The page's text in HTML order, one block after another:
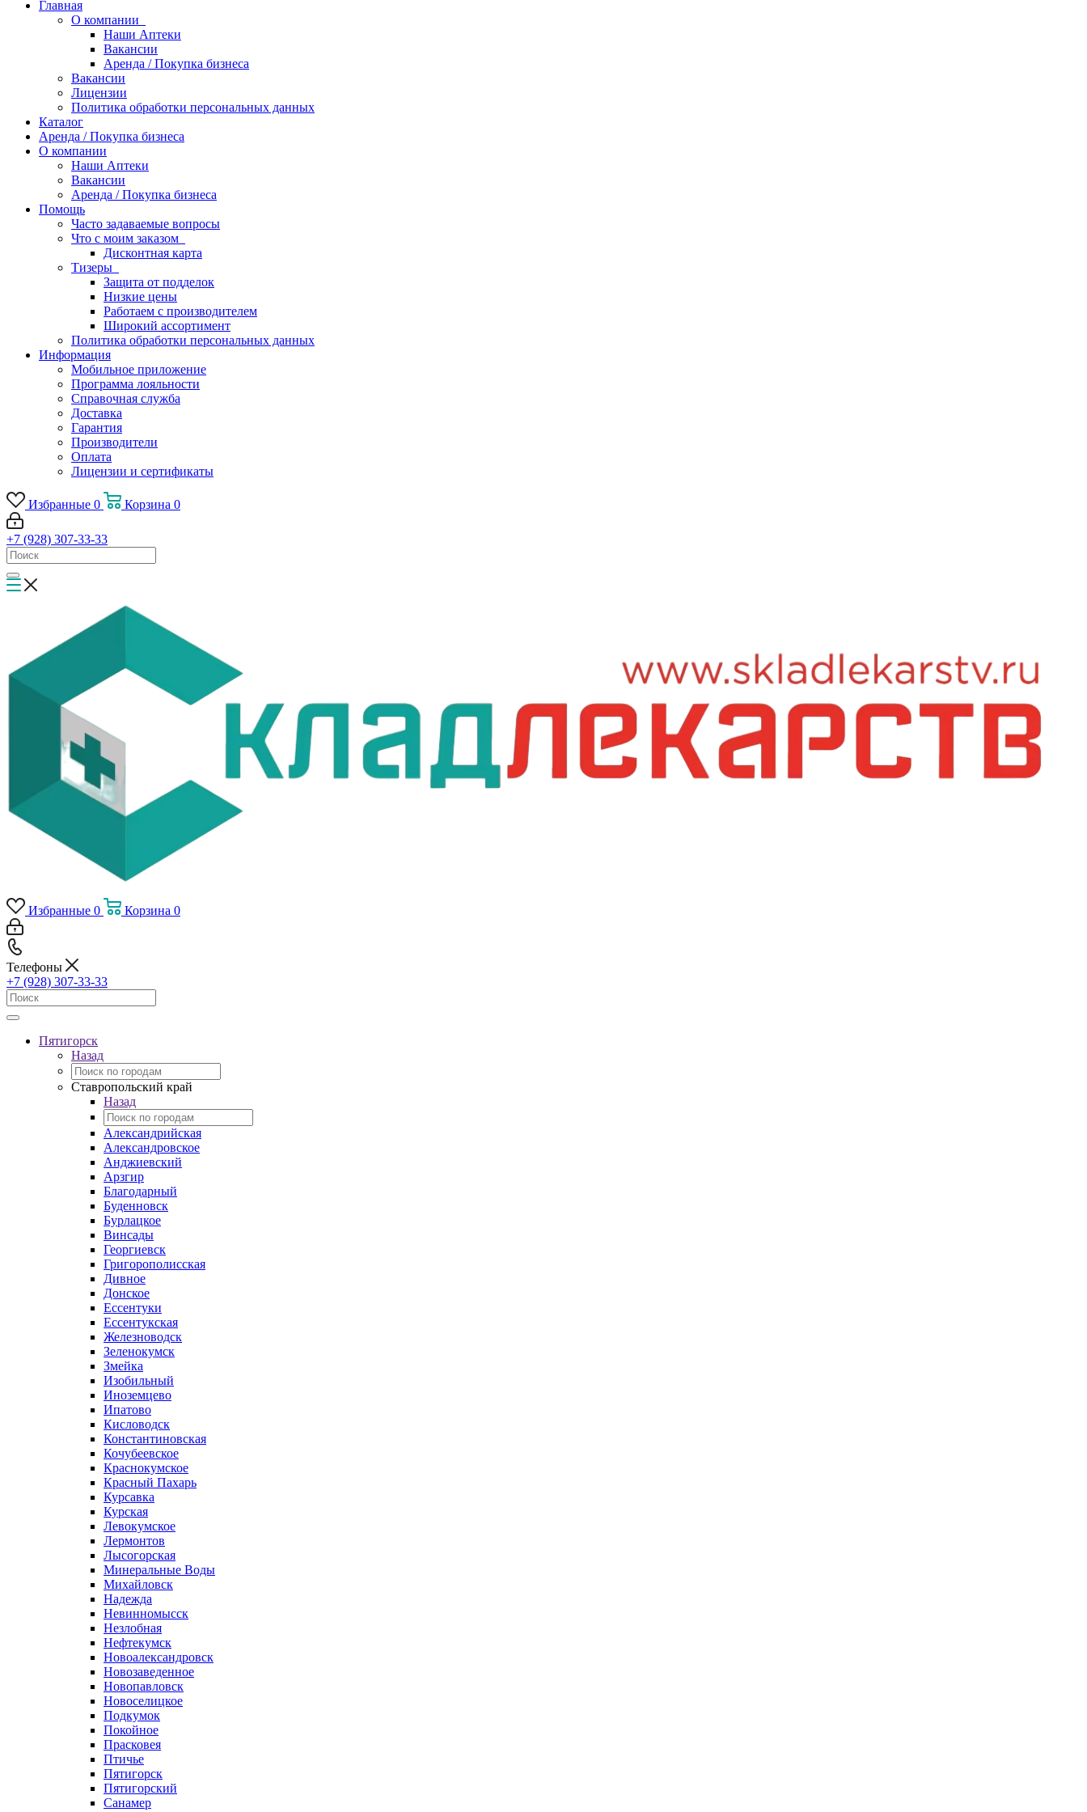
Главная
О компании
Наши Аптеки
Вакансии
Аренда / Покупка бизнеса
Вакансии
Лицензии
Политика обработки персональных данных
Каталог
Аренда / Покупка бизнеса
О компании
Наши Аптеки
Вакансии
Аренда / Покупка бизнеса
Помощь
Часто задаваемые вопросы
Что с моим заказом
Дисконтная карта
Тизеры
Защита от подделок
Низкие цены
Работаем с производителем
Широкий ассортимент
Политика обработки персональных данных
Информация
Мобильное приложение
Программа лояльности
Справочная служба
Доставка
Гарантия
Производители
Оплата
Лицензии и сертификаты
Избранные 0 Корзина 0
+7 (928) 307-33-33
Избранные 0 Корзина 0
Телефоны
+7 (928) 307-33-33
Пятигорск
Назад
Ставропольский край
Назад
Александрийская
Александровское
Анджиевский
Арзгир
Благодарный
Буденновск
Бурлацкое
Винсады
Георгиевск
Григорополисская
Дивное
Донское
Ессентуки
Ессентукская
Железноводск
Зеленокумск
Змейка
Изобильный
Иноземцево
Ипатово
Кисловодск
Константиновская
Кочубеевское
Краснокумское
Красный Пахарь
Курсавка
Курская
Левокумское
Лермонтов
Лысогорская
Минеральные Воды
Михайловск
Надежда
Невинномысск
Незлобная
Нефтекумск
Новоалександровск
Новозаведенное
Новопавловск
Новоселицкое
Подкумок
Покойное
Прасковея
Птичье
Пятигорск
Пятигорский
Санамер